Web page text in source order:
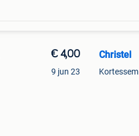
€ 4,00
9 jun 23
Christel
Kortessem